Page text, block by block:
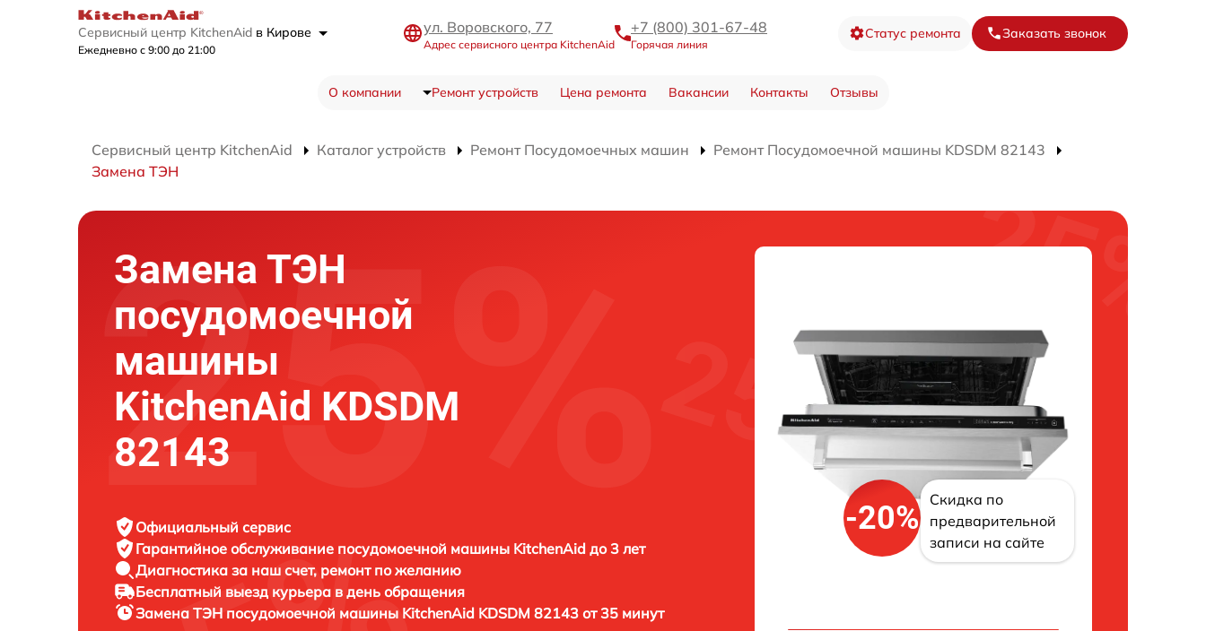
Сервисный центр KitchenAid в Кирове
Ежедневно с 9:00 до 21:00
ул. Воровского, 77
Адрес сервисного центра KitchenAid
+7 (800) 301-67-48
Горячая линия
Статус ремонта Заказать звонок
О компании Ремонт устройств Цена ремонта Вакансии Контакты Отзывы
Сервисный центр KitchenAid Каталог устройств Ремонт Посудомоечных машин
Ремонт Посудомоечной машины KDSDM 82143
Замена ТЭН
Замена ТЭН
посудомоечной
машины
KitchenAid KDSDM
82143
Официальный сервис
Гарантийное обслуживание посудомоечной машины KitchenAid до 3 лет
Диагностика за наш счет, ремонт по желанию
Бесплатный выезд курьера в день обращения
Замена ТЭН посудомоечной машины KitchenAid KDSDM 82143 от 35 минут
-20%
Скидка по
предварительной
записи на сайте